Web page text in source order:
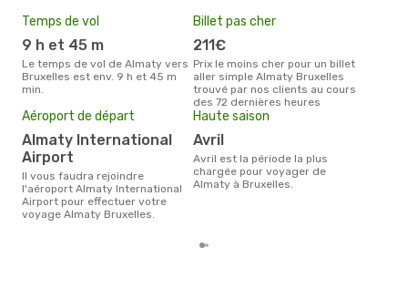
Temps de vol
9 h et 45 m
Le temps de vol de Almaty vers
Bruxelles est env. 9 h et 45 m
min.
Billet pas cher
211€
Prix le moins cher pour un billet
aller simple Almaty Bruxelles
trouvé par nos clients au cours
des 72 dernières heures
Aéroport de départ
Almaty International
Airport
Il vous faudra rejoindre
l'aéroport Almaty International
Airport pour effectuer votre
voyage Almaty Bruxelles.
Haute saison
avril
avril est la période la plus
chargée pour voyager de
Almaty à Bruxelles.